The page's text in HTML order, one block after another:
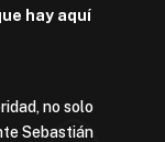
hay aquí
no solo
Sebastián